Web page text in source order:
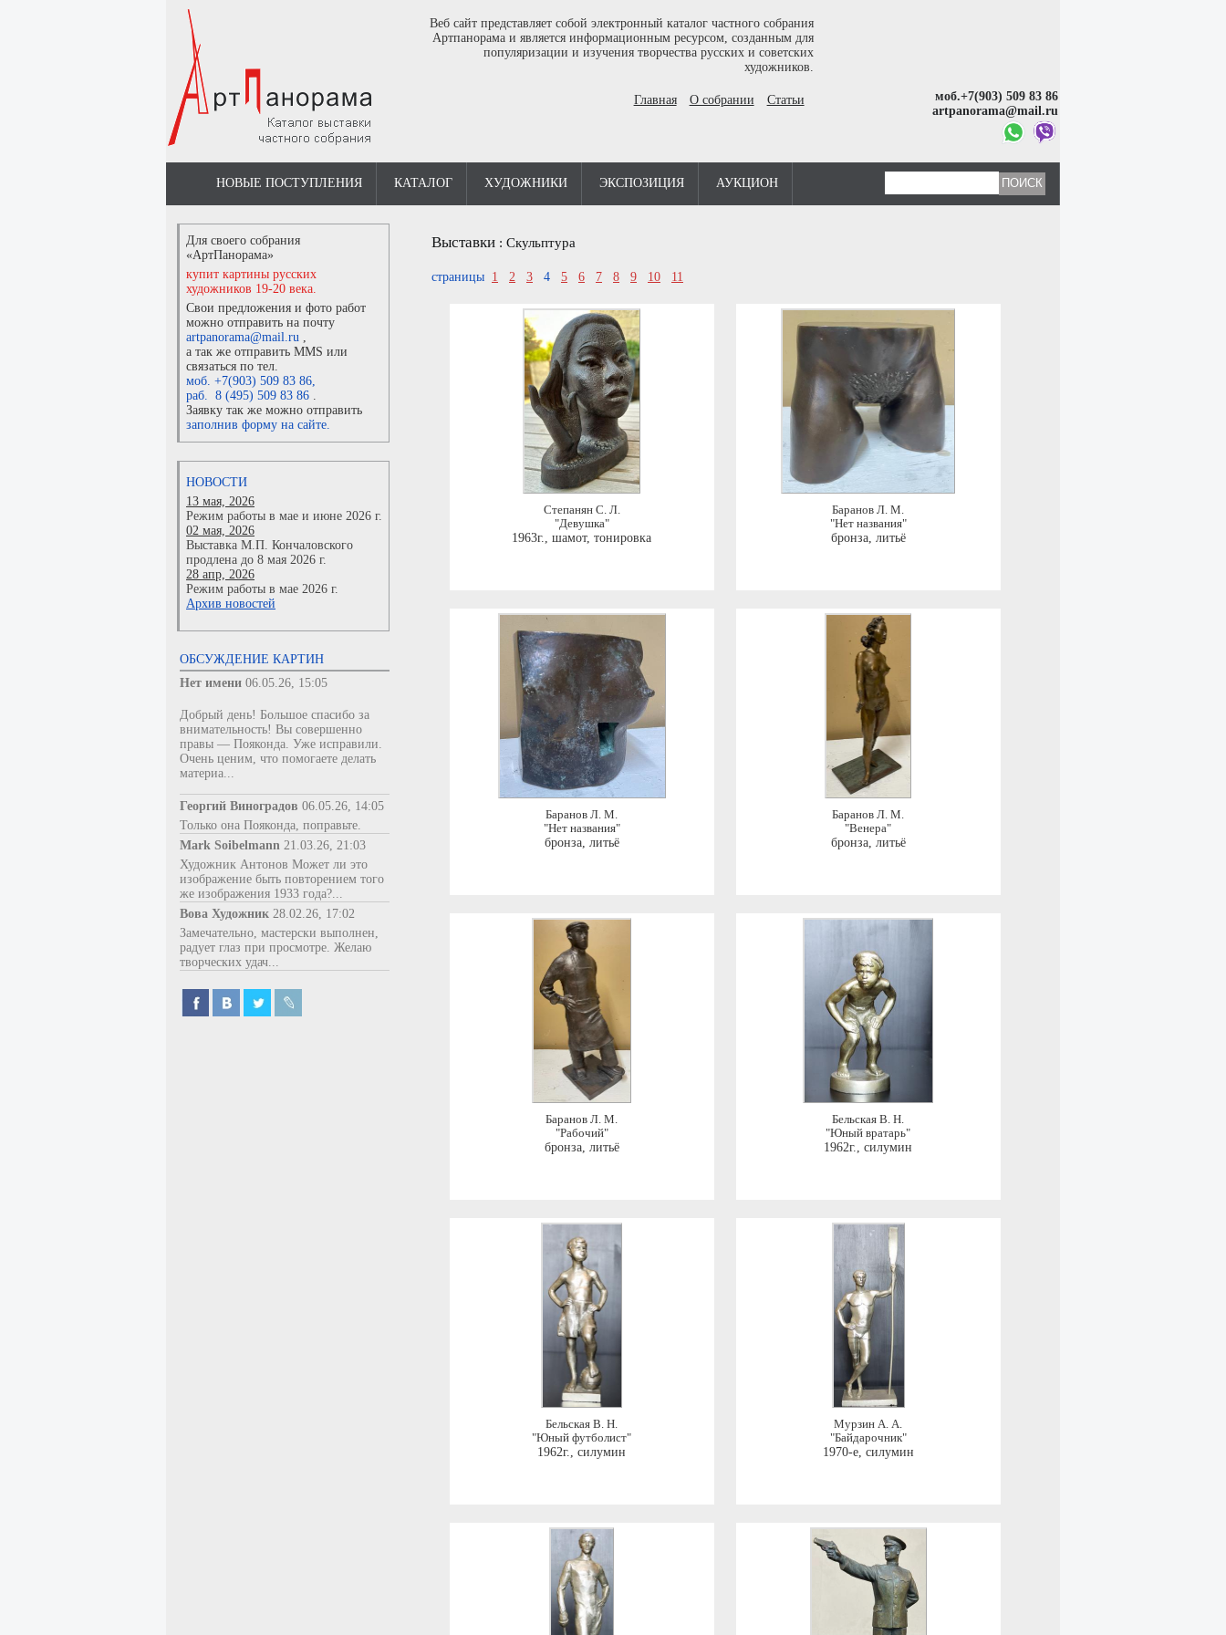
Веб сайт представляет собой электронный каталог частного собрания
Артпанорама и является информационным ресурсом, созданным для
популяризации и изучения творчества русских и советских
художников.
Главная О собрании Статьи
моб.+7(903) 509 83 86
artpanorama@mail.ru
НОВЫЕ ПОСТУПЛЕНИЯ КАТАЛОГ ХУДОЖНИКИ ЭКСПОЗИЦИЯ АУКЦИОН
Для своего собрания
«АртПанорама»
купит картины русских
художников 19-20 века.
Свои предложения и фото работ
можно отправить на почту
artpanorama@mail.ru ,
а так же отправить MMS или
связаться по тел.
моб. +7(903) 509 83 86,
раб. 8 (495) 509 83 86 .
Заявку так же можно отправить
заполнив форму на сайте.
НОВОСТИ
13 мая, 2026
Режим работы в мае и июне 2026 г.
02 мая, 2026
Выставка М.П. Кончаловского
продлена до 8 мая 2026 г.
28 апр, 2026
Режим работы в мае 2026 г.
Архив новостей
ОБСУЖДЕНИЕ КАРТИН
Нет имени 06.05.26, 15:05
Добрый день! Большое спасибо за
внимательность! Вы совершенно
правы — Пояконда. Уже исправили.
Очень ценим, что помогаете делать
материа...
Георгий Виноградов 06.05.26, 14:05
Только она Пояконда, поправьте.
Mark Soibelmann 21.03.26, 21:03
Художник Антонов Может ли это
изображение быть повторением того
же изображения 1933 года?...
Вова Художник 28.02.26, 17:02
Замечательно, мастерски выполнен,
радует глаз при просмотре. Желаю
творческих удач...
Выставки : Скульптура
страницы 1 2 3 4 5 6 7 8 9 10 11
Степанян С. Л.
"Девушка"
1963г., шамот, тонировка
Баранов Л. М.
"Нет названия"
бронза, литьё
Баранов Л. М.
"Нет названия"
бронза, литьё
Баранов Л. М.
"Венера"
бронза, литьё
Баранов Л. М.
"Рабочий"
бронза, литьё
Бельская В. Н.
"Юный вратарь"
1962г., силумин
Бельская В. Н.
"Юный футболист"
1962г., силумин
Мурзин А. А.
"Байдарочник"
1970-е, силумин